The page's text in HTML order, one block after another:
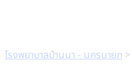
โรงพยาบาลบ้านนา - นครนายก >